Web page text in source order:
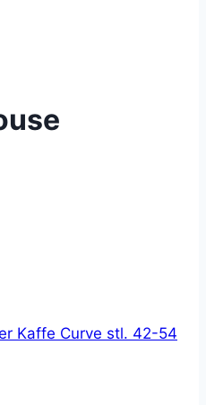
Kaffe Curve stl. 42-54